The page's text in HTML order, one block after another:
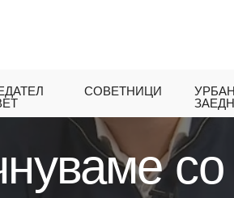
СОВЕТНИЦИ
СО УРБАНИЗАЦИЈА
со